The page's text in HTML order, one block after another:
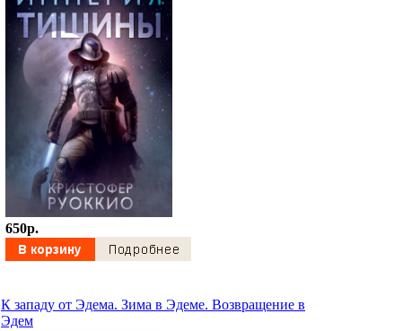
650p.
К западу от Эдема. Зима в Эдеме. Возвращение в
Эдем